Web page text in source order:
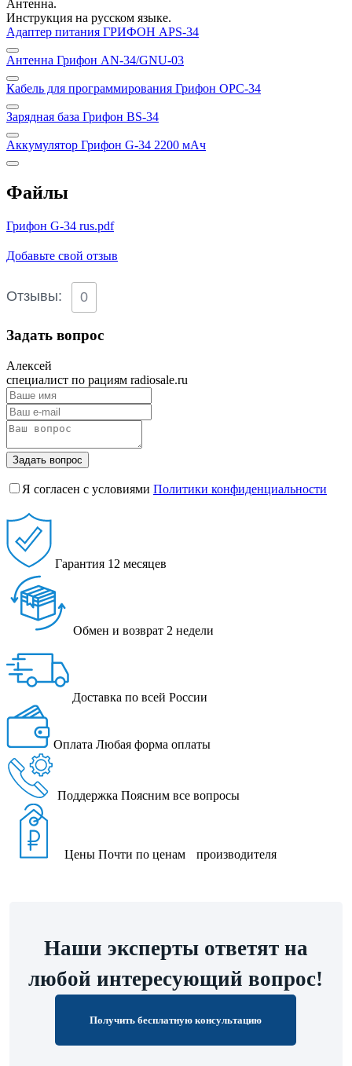
Антенна.
Инструкция на русском языке.
Адаптер питания ГРИФОН APS-34
Антенна Грифон AN-34/GNU-03
Кабель для программирования Грифон OPC-34
Зарядная база Грифон BS-34
Аккумулятор Грифон G-34 2200 мАч
Файлы
Грифон G-34 rus.pdf
Добавьте свой отзыв
Отзывы: 0
Задать вопрос
Алексей
специалист по рациям radiosale.ru
Задать вопрос
Я согласен с условиями Политики конфиденциальности
Гарантия 12 месяцев
Обмен и возврат 2 недели
Доставка по всей России
Оплата Любая форма оплаты
Поддержка Поясним все вопросы
Цены Почти по ценам производителя
Наши эксперты ответят на
любой интересующий вопрос!
Получить бесплатную консультацию